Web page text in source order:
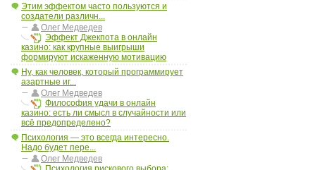
Этим эффектом часто пользуются и
создатели различн...
Олег Медведев
Эффект Джекпота в онлайн
казино: как крупные выигрыши
формируют искаженную мотивацию
Ну, как человек, который программирует
азартные иг...
Олег Медведев
Философия удачи в онлайн
казино: есть ли смысл в случайности или
всё предопределено?
Психология — это всегда интересно.
Надо будет пере...
Олег Медведев